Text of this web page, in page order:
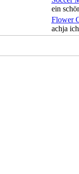
ein
Flower
achja